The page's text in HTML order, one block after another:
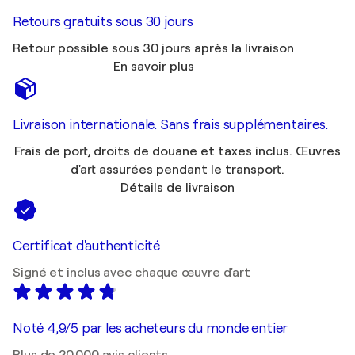
Retours gratuits sous 30 jours
Retour possible sous 30 jours après la livraison
En savoir plus
Livraison internationale. Sans frais supplémentaires.
Frais de port, droits de douane et taxes inclus. Œuvres
d'art assurées pendant le transport.
Détails de livraison
Certificat d'authenticité
Signé et inclus avec chaque œuvre d'art
Noté 4,9/5 par les acheteurs du monde entier